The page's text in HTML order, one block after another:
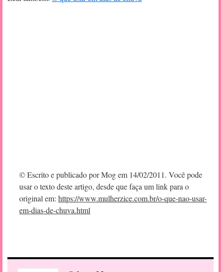
© Escrito e publicado por Mog em 14/02/2011. Você pode
usar o texto deste artigo, desde que faça um link para o
original em: https://www.mulherzice.com.br/o-que-nao-usar-
em-dias-de-chuva.html